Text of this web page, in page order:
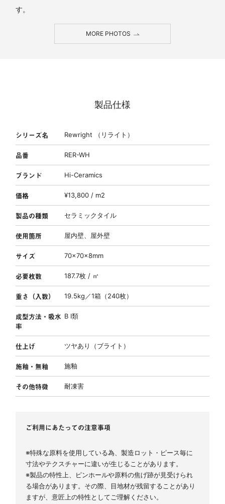
す。
MORE PHOTOS
製品仕様
シリーズ名 Rewright （リライト）
品番 RER-WH
ブランド Hi-Ceramics
価格 ¥13,800 / m2
製品の種類 セラミックタイル
使用箇所 屋内壁、屋外壁
サイズ 70×70×8mm
必要枚数 187.7枚 / ㎡
重さ（入数） 19.5kg／1箱（240枚）
成型方法・吸水
率
B Ⅰ類
仕上げ ツヤあり（ブライト）
施釉・無釉 施釉
その他特徴 耐凍害
ご利用にあたっての注意事項
※特殊な原料を使用している為、製造ロット・ピース毎に
寸法やテクスチャーに違いが生じることがあります。
※製品の特性上、ピンホールや原料の焦げ跡が見受けられ
る場合があります。その際、目地材が残留することがあり
ますが、意匠上の特性としてご理解ください。